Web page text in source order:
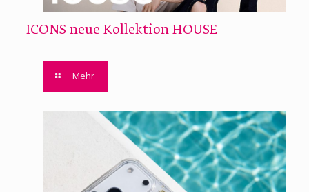
ICONS neue Kollektion HOUSE
Mehr